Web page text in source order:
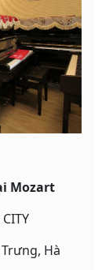
Mozart
Hà